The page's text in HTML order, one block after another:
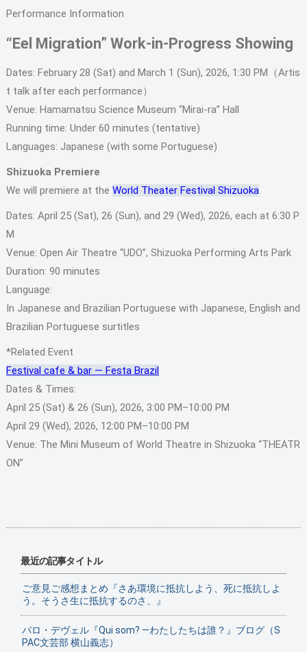
Performance Information
“Eel Migration” Work-in-Progress Showing
Dates: February 28 (Sat) and March 1 (Sun), 2026, 1:30 PM（Artis
t talk after each performance）
Venue: Hamamatsu Science Museum “Mirai-ra” Hall
Running time: Under 60 minutes (tentative)
Languages: Japanese (with some Portuguese)
Shizuoka Premiere
We will premiere at the World Theater Festival Shizuoka.
Dates: April 25 (Sat), 26 (Sun), and 29 (Wed), 2026, each at 6:30 P
M
Venue: Open Air Theatre “UDO”, Shizuoka Performing Arts Park
Duration: 90 minutes
Language:
In Japanese and Brazilian Portuguese with Japanese, English and
Brazilian Portuguese surtitles
*Related Event
Festival cafe & bar ― Festa Brazil
Dates & Times:
April 25 (Sat) & 26 (Sun), 2026, 3:00 PM–10:00 PM
April 29 (Wed), 2026, 12:00 PM–10:00 PM
Venue: The Mini Museum of World Theatre in Shizuoka “THEATR
ON”
最近の記事タイトル
ご意見ご感想まとめ『さあ環境に抵抗しよう、死に抵抗しよ
う。そうさ生に抵抗するのさ、』
バロ・デヴェル『Qui som? ―わたしたちは誰？』ブログ（S
PAC文芸部 横山義志）